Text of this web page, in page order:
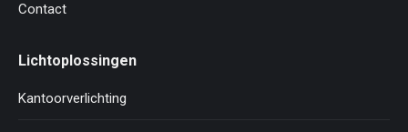
Contact
Lichtoplossingen
Kantoorverlichting